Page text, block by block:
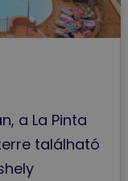
a La Pinta
található